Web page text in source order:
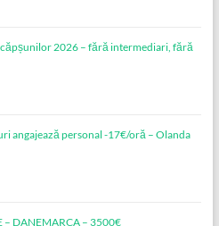
2026 – fără intermediari, fără
angajează personal -17€/oră – Olanda
– DANEMARCA – 3500€